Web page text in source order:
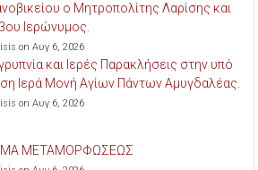
ο Μητροπολίτης Λαρίσης και
Ιερώνυμος.
on Αυγ 6, 2026
και Ιερές Παρακλήσεις στην υπό
Ιερά Μονή Αγίων Πάντων Αμυγδαλέας.
on Αυγ 6, 2026
ΜΕΤΑΜΟΡΦΩΣΕΩΣ